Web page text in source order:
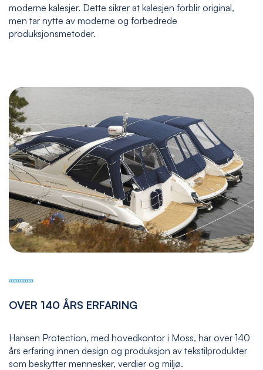
moderne kalesjer. Dette sikrer at kalesjen forblir original,
men tar nytte av moderne og forbedrede
produksjonsmetoder.
OVER 140 ÅRS ERFARING
Hansen Protection, med hovedkontor i Moss, har over 140
års erfaring innen design og produksjon av tekstilprodukter
som beskytter mennesker, verdier og miljø.